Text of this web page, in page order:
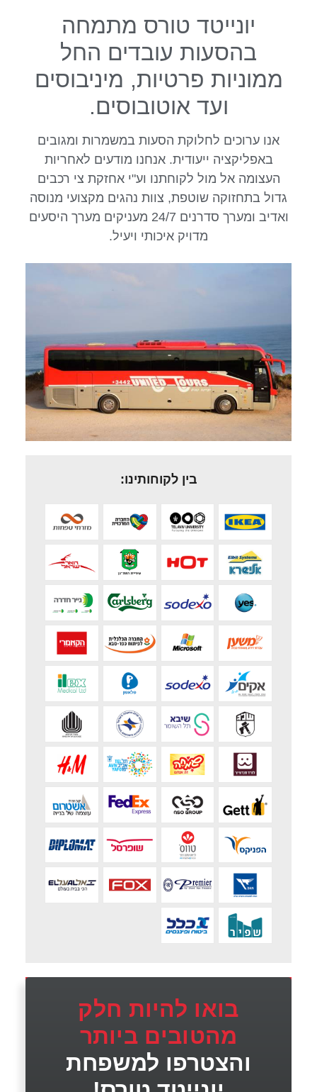
יונייטד טורס מתמחה
בהסעות עובדים החל
ממוניות פרטיות, מיניבוסים
ועד אוטובוסים.
אנו ערוכים לחלוקת הסעות במשמרות ומגובים
באפליקציה ייעודית. אנחנו מודעים לאחריות
העצומה אל מול לקוחתנו וע"י אחזקת צי רכבים
גדול בתחזוקה שוטפת, צוות נהגים מקצועי מנוסה
ואדיב ומערך סדרנים 24/7 מעניקים מערך היסעים
מדויק איכותי ויעיל.
בין לקוחותינו:
בואו להיות חלק
מהטובים ביותר
והצטרפו למשפחת